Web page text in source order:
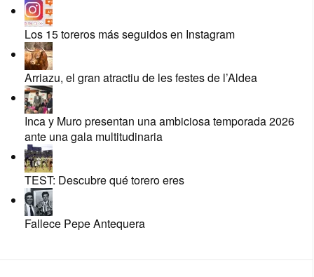
Los 15 toreros más seguidos en Instagram
Arriazu, el gran atractiu de les festes de l’Aldea
Inca y Muro presentan una ambiciosa temporada 2026
ante una gala multitudinaria
TEST: Descubre qué torero eres
Fallece Pepe Antequera